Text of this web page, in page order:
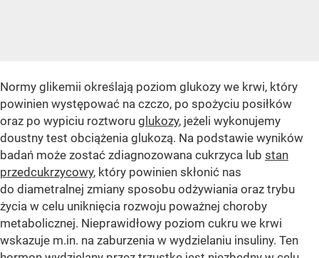
Normy glikemii określają poziom glukozy we krwi, który
powinien występować na czczo, po spożyciu posiłków
oraz po wypiciu roztworu glukozy, jeżeli wykonujemy
doustny test obciążenia glukozą. Na podstawie wyników
badań może zostać zdiagnozowana cukrzyca lub stan
przedcukrzycowy, który powinien skłonić nas
do diametralnej zmiany sposobu odżywiania oraz trybu
życia w celu uniknięcia rozwoju poważnej choroby
metabolicznej. Nieprawidłowy poziom cukru we krwi
wskazuje m.in. na zaburzenia w wydzielaniu insuliny. Ten